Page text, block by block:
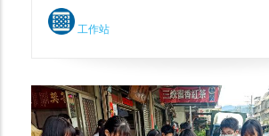
產與消費端的年輕人距離；並開設
鮮農直賣所，百年農會開拓出嶄
工作站